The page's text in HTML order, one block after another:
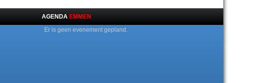
AGENDA EMMEN
Er is geen evenement gepland.